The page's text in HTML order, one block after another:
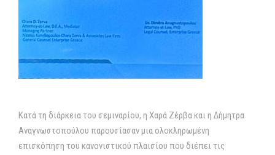
Κατά τη διάρκεια του σεμιναρίου, η Χαρά Ζέρβα και η Δήμητρα
Αναγνωστοπούλου παρουσίασαν μια ολοκληρωμένη
επισκόπηση του κανονιστικού πλαισίου που διέπει τις